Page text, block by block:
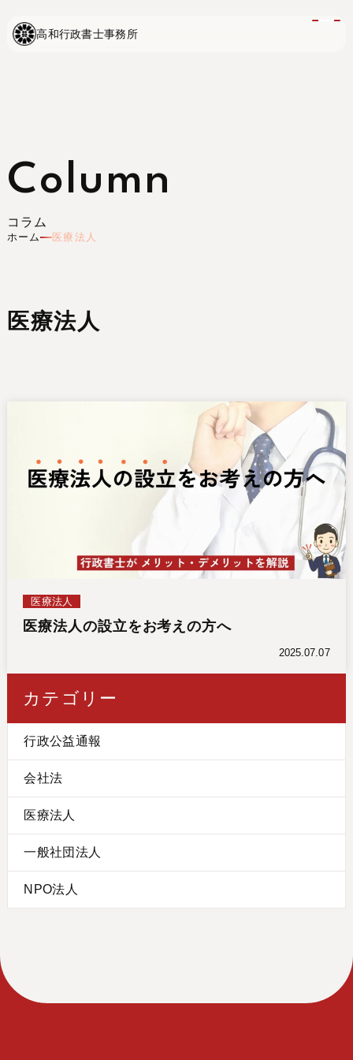
高和行政書士事務所
Column
コラム
ホーム 医療法人
医療法人
医療法人
医療法人の設立をお考えの方へ
2025.07.07
カテゴリー
行政公益通報
会社法
医療法人
一般社団法人
NPO法人